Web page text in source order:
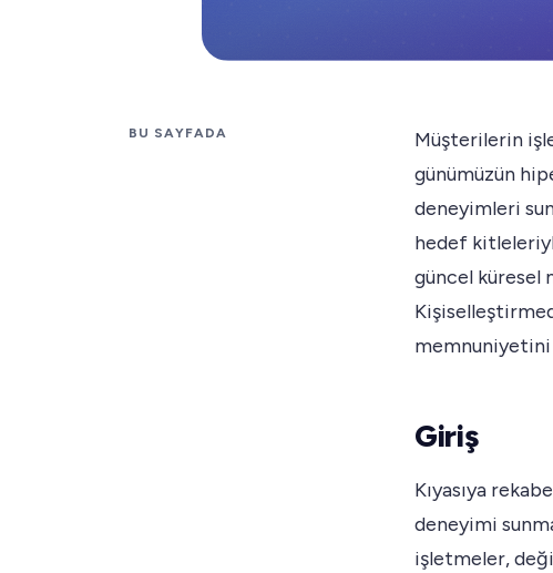
BU SAYFADA
Müşterilerin
günümüzün
deneyimleri
hedef
güncel küresel
memnuniyetini
Giriş
Kıyasıya
deneyimi
işletmeler,